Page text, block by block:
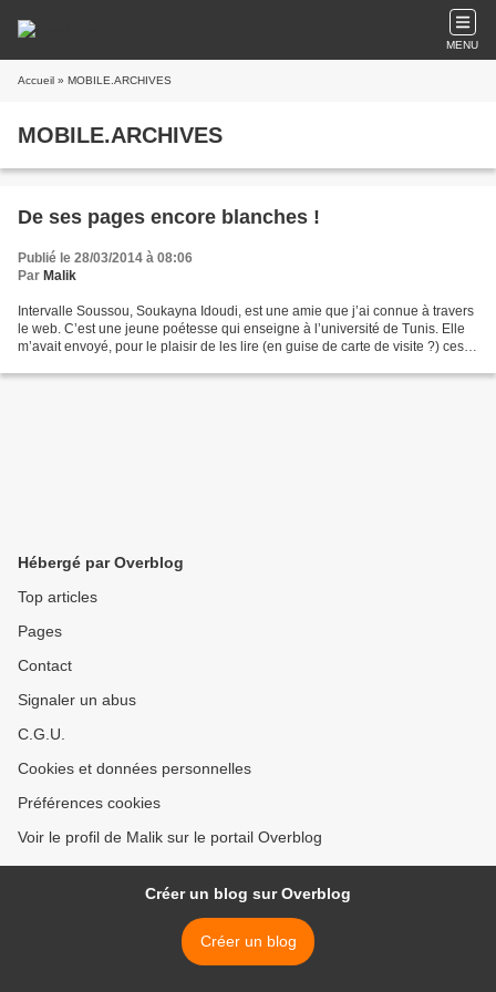
MENU
Accueil » MOBILE.ARCHIVES
MOBILE.ARCHIVES
De ses pages encore blanches !
Publié le 28/03/2014 à 08:06
Par Malik
Intervalle Soussou, Soukayna Idoudi, est une amie que j’ai connue à travers
le web. C’est une jeune poétesse qui enseigne à l’université de Tunis. Elle
m’avait envoyé, pour le plaisir de les lire (en guise de carte de visite ?) ces
Hébergé par Overblog
Top articles
Pages
Contact
Signaler un abus
C.G.U.
Cookies et données personnelles
Préférences cookies
Voir le profil de Malik sur le portail Overblog
Créer un blog sur Overblog
Créer un blog